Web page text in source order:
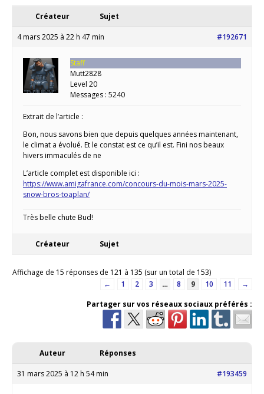
Créateur Sujet
4 mars 2025 à 22 h 47 min #192671
Staff
Mutt2828
Level 20
Messages : 5240
Extrait de l’article :
Bon, nous savons bien que depuis quelques années maintenant,
le climat a évolué. Et le constat est ce qu’il est. Fini nos beaux
hivers immaculés de ne
L’article complet est disponible ici :
https://www.amigafrance.com/concours-du-mois-mars-2025-
snow-bros-toaplan/
Très belle chute Bud!
Créateur Sujet
Affichage de 15 réponses de 121 à 135 (sur un total de 153)
←
1 2 3 … 8 9 10 11
→
Partager sur vos réseaux sociaux préférés :
Auteur Réponses
31 mars 2025 à 12 h 54 min #193459